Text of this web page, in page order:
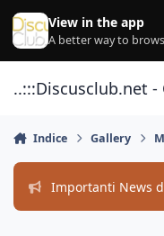
Vai al contenuto
View in the app
A better way to
..:::Discusclub.net
Indice Gallery
Importanti News